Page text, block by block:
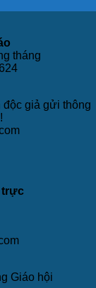
tháng
độc giả gửi thông
trực
Giáo hội